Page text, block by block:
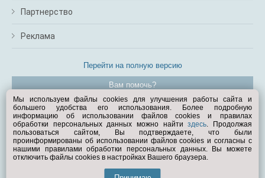
Партнерство
Реклама
Перейти на полную версию
Вам помочь?
© Exist.ru 1998—2026
Мы используем файлы cookies для улучшения работы сайта и
большего удобства его использования. Более подробную
информацию об использовании файлов cookies и правилах
обработки персональных данных можно найтиздесь. Продолжая
пользоваться сайтом, Вы подтверждаете, что были
проинформированы об использовании файлов cookies и согласны с
нашими правилами обработки персональных данных. Вы можете
отключить файлы cookies в настройках Вашего браузера.